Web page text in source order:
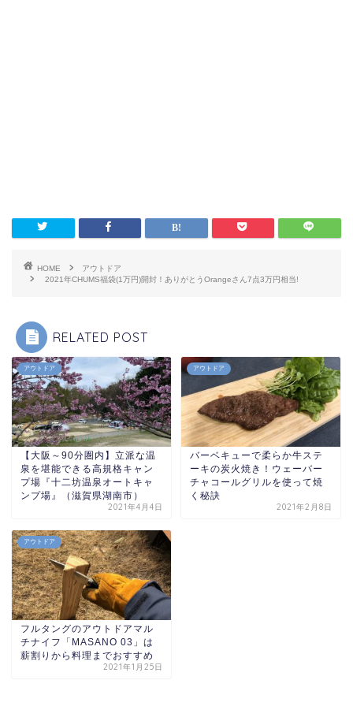
HOME
アウトドア
2021年CHUMS福袋(1万円)開封！ありがとうOrangeさん7点3万円相当!
RELATED POST
アウトドア
【大阪～90分圏内】立派な温
泉を堪能できる高規格キャン
プ場『十二坊温泉オートキャ
ンプ場』（滋賀県湖南市）
2021年4月4日
アウトドア
バーベキューで柔らか牛ステ
ーキの炭火焼き！ウェーバー
チャコールグリルを使って焼
く秘訣
2021年2月8日
アウトドア
フルタングのアウトドアマル
チナイフ「MASANO 03」は
薪割りから料理までおすすめ
2021年1月25日